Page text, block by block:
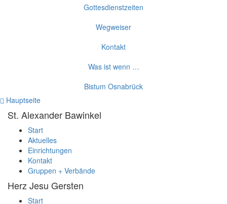
Gottesdienstzeiten
Wegweiser
Kontakt
Was ist wenn …
Bistum Osnabrück
Hauptseite
St. Alexander Bawinkel
Start
Aktuelles
Einrichtungen
Kontakt
Gruppen + Verbände
Herz Jesu Gersten
Start